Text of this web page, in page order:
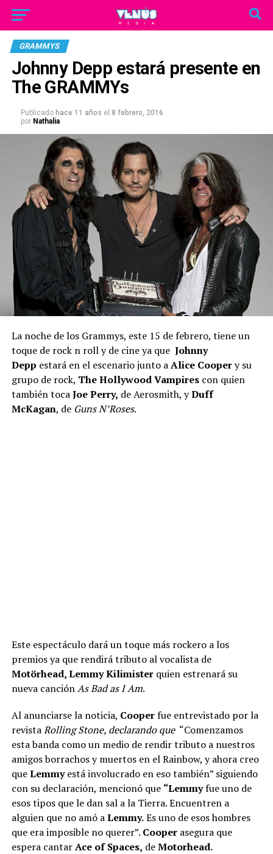
GRAMMYS
Johnny Depp estará presente en
The GRAMMYs
Publicado hace 11 años el 8 febrero, 2016
por Nathalia
La noche de los Grammys, este 15 de febrero, tiene un
toque de rock n roll y de cine ya que Johnny
Depp estará en el escenario junto aAlice Coopery su
grupo de rock, The Hollywood Vampirescon quien
también tocaJoe Perry, de Aerosmith, yDuff
McKagan, de Guns N’Roses.
Este espectáculo dará un toque más rockero a los
premios ya que rendirá tributo al vocalista de
Motörhead, Lemmy Kilimisterquien estrenará su
nueva canciónAs Bad as I Am.
Al anunciarse la noticia, Cooperfue entrevistado por la
revistaRolling Stone, declarando que “Comenzamos
esta banda como un medio de rendir tributo a nuestros
amigos borrachos y muertos en el Rainbow, y ahora creo
queLemmyestá involucrado en eso también” siguiendo
con su declaración, mencionó que “Lemmyfue uno de
esos tipos que le dan sal a la Tierra. Encuentren a
alguien que no amó aLemmy.Es uno de esos hombres
que era imposible no querer”. Cooperasegura que
espera cantarAce of Spaces, deMotorhead.